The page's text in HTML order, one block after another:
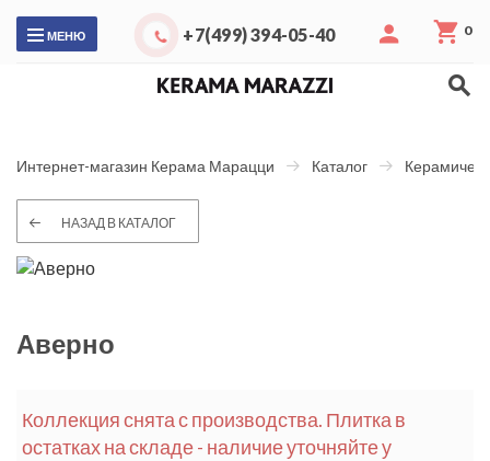
МЕНЮ +7(499) 394-05-40 0
Интернет-магазин Керама Марацци Каталог
НАЗАД В КАТАЛОГ
Аверно
Коллекция снята с производства. Плитка в
остатках на складе - наличие уточняйте у